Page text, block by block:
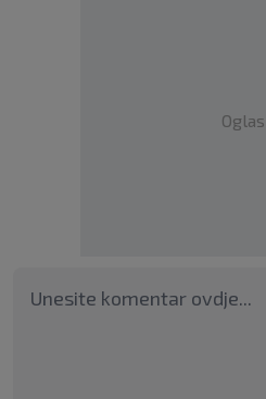
Oglas